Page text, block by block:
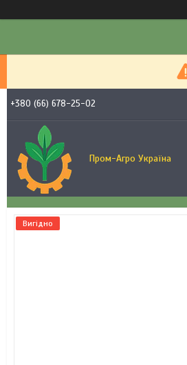
+380 (66) 678-25-02
Пром-Агро Україна
Вигідно